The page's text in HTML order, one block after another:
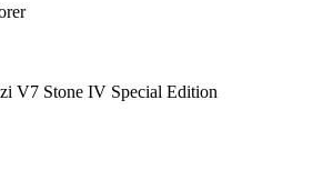
V7 Stone IV Special Edition